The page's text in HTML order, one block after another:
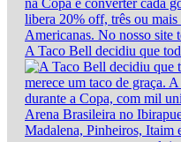
A Taco Bell decidiu que